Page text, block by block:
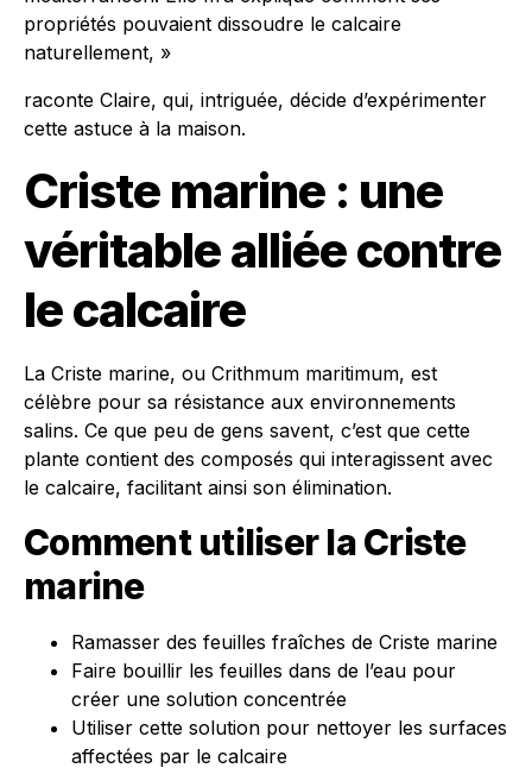
propriétés pouvaient dissoudre le calcaire
naturellement, »
raconte Claire, qui, intriguée, décide d’expérimenter
cette astuce à la maison.
Criste marine : une
véritable alliée contre
le calcaire
La Criste marine, ou Crithmum maritimum, est
célèbre pour sa résistance aux environnements
salins. Ce que peu de gens savent, c’est que cette
plante contient des composés qui interagissent avec
le calcaire, facilitant ainsi son élimination.
Comment utiliser la Criste
marine
Ramasser des feuilles fraîches de Criste marine
Faire bouillir les feuilles dans de l’eau pour
créer une solution concentrée
Utiliser cette solution pour nettoyer les surfaces
affectées par le calcaire